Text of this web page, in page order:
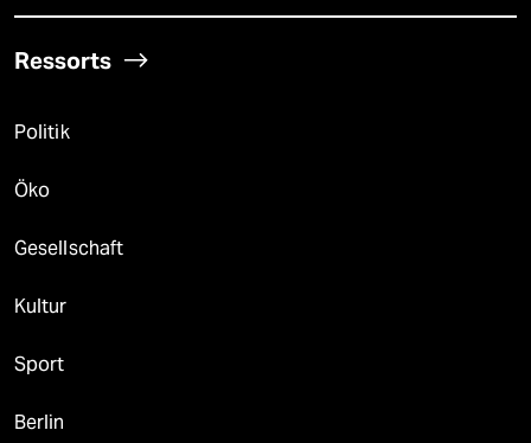
Ressorts
Politik
Öko
Gesellschaft
Kultur
Sport
Berlin